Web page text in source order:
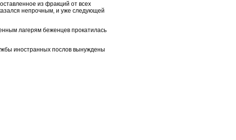
из фракций от всех
непрочным, и уже следующей
лагерям беженцев прокатилась
иностранных послов вынуждены